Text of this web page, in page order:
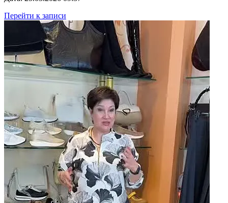
Перейти к записи